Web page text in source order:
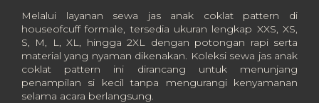
Melalui layanan sewa jas anak coklat pattern di
houseofcuff formale, tersedia ukuran lengkap XXS, XS,
S, M, L, XL, hingga 2XL dengan potongan rapi serta
material yang nyaman dikenakan. Koleksi sewa jas anak
coklat pattern ini dirancang untuk menunjang
penampilan si kecil tanpa mengurangi kenyamanan
selama acara berlangsung.